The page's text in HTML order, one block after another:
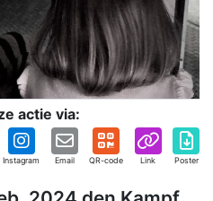
actie via:
Instagram Email QR-code Link Poster